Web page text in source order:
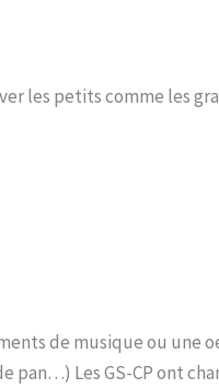
les petits comme les
de musique ou une
Les GS-CP ont